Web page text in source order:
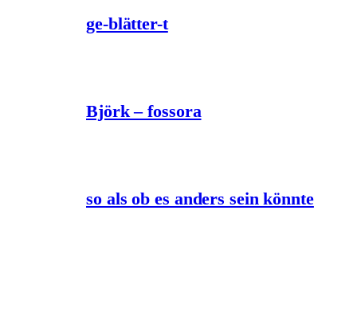
ge-blätter-t
Björk – fossora
so als ob es anders sein könnte